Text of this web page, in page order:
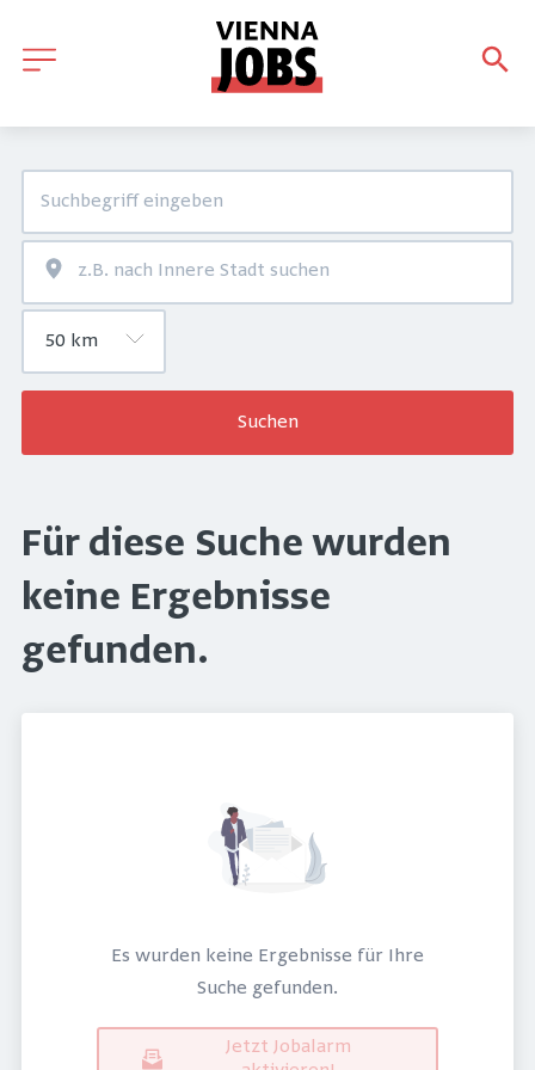
Suchen
Für diese Suche wurden
keine Ergebnisse
gefunden.
Es wurden keine Ergebnisse für Ihre
Suche gefunden.
Jetzt Jobalarm